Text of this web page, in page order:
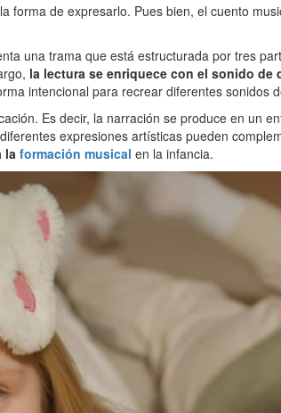
de expresarlo. Pues bien, el cuento
una trama que está estructurada por tres
la lectura se enriquece con el sonido
intencional para recrear diferentes
Es decir, la narración se produce en un
expresiones artísticas pueden
la formación musical en la infancia.